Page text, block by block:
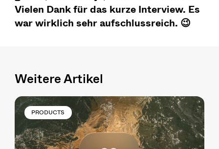
Vielen Dank für das kurze Interview. Es
war wirklich sehr aufschlussreich. 😉
Weitere Artikel
PRODUCTS